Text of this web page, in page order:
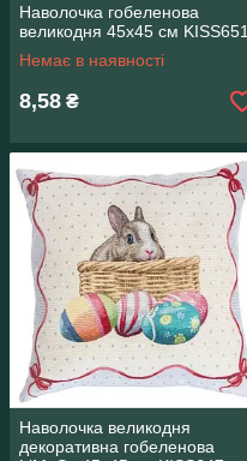
Наволочка гобеленова
великодня 45х45 см KISS651
Немає в наявності
8,58 ₴
Наволочка великодня
декоративна гобеленова